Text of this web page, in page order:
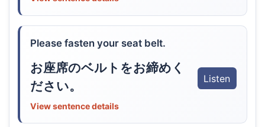
Please fasten your seat belt.
お座席のベルトをお締めく
ださい。
Listen
View sentence details